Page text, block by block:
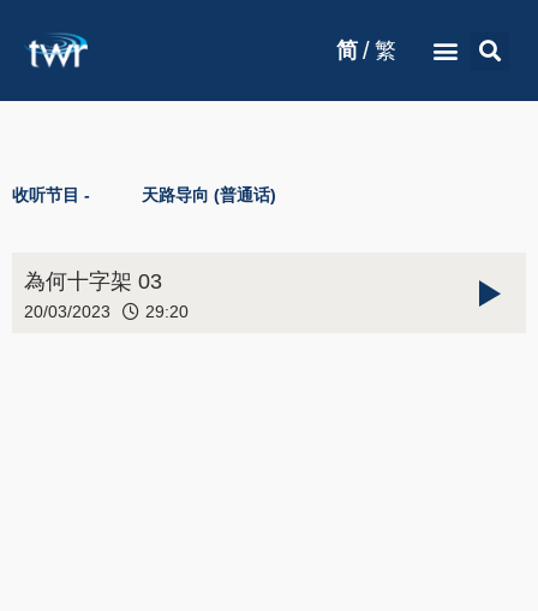
简 / 繁
收听节目 - 天路导向 (普通话)
為何十字架 03
20/03/2023 29:20